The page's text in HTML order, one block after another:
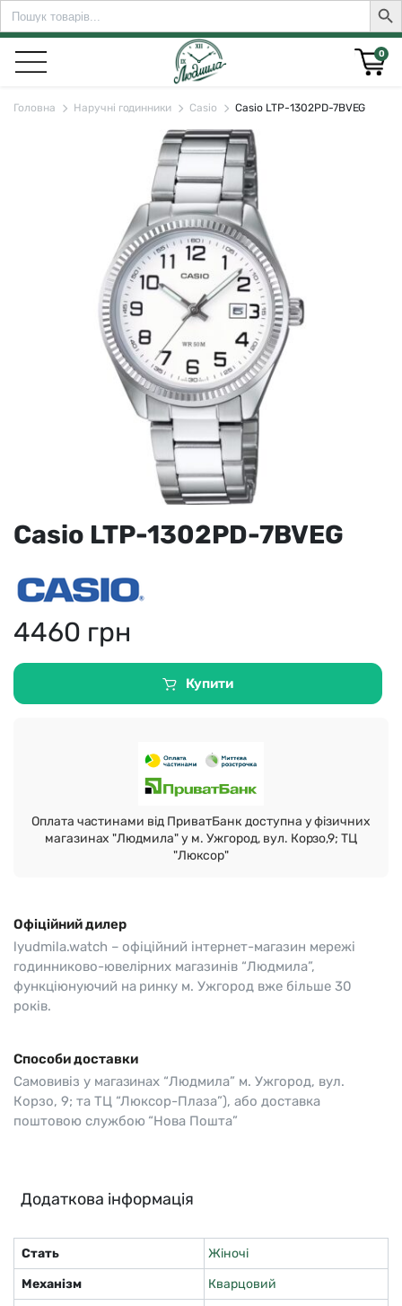
Search
for:
0
Головна Наручні годинники Casio Casio LTP-1302PD-7BVEG
Casio LTP-1302PD-7BVEG
4460 грн
Купити
Оплата частинами від ПриватБанк доступна у фізичних
магазинах "Людмила" у м. Ужгород, вул. Корзо,9; ТЦ
"Люксор"
Офіційний дилер
lyudmila.watch – офіційний інтернет-магазин мережі
годинниково-ювелірних магазинів “Людмила”,
функціюнуючий на ринку м. Ужгород вже більше 30
років.
Способи доставки
Самовивіз у магазинах “Людмила” м. Ужгород, вул.
Корзо, 9; та ТЦ “Люксор-Плаза”), або доставка
поштовою службою “Нова Пошта”
Додаткова інформація
Стать
Жіночі
Механізм
Кварцовий